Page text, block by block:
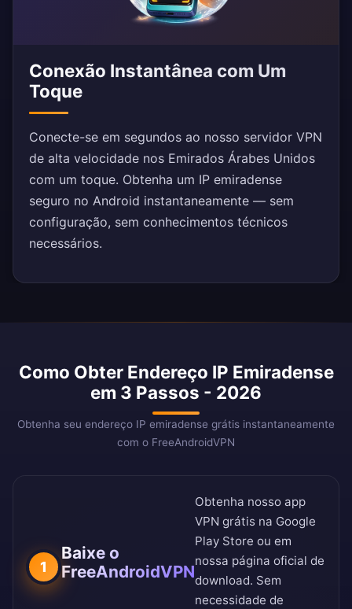
Conexão Instantânea com Um
Toque
Conecte-se em segundos ao nosso servidor VPN
de alta velocidade nos Emirados Árabes Unidos
com um toque. Obtenha um IP emiradense
seguro no Android instantaneamente — sem
configuração, sem conhecimentos técnicos
necessários.
Como Obter Endereço IP Emiradense
em 3 Passos - 2026
Obtenha seu endereço IP emiradense grátis instantaneamente
com o FreeAndroidVPN
1
Baixe o
FreeAndroidVPN
Obtenha nosso app
VPN grátis na Google
Play Store ou em
nossa página oficial de
download. Sem
necessidade de